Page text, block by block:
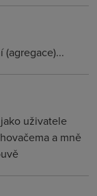
uživatele
a mně